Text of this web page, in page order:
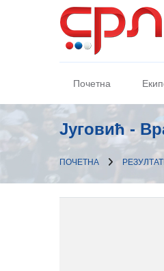
Почетна
Југовић -
ПОЧЕТНА